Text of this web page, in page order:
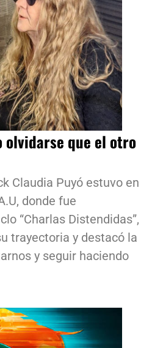
olvidarse que el otro
Claudia Puyó estuvo en
donde fue
“Charlas Distendidas”,
trayectoria y destacó la
y seguir haciendo